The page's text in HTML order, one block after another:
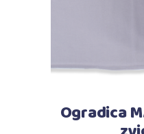
Ogradica